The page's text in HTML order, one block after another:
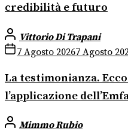
credibilità e futuro
Vittorio Di Trapani
7 Agosto 20267 Agosto
La testimonianza.
l’applicazione
Mimmo Rubio